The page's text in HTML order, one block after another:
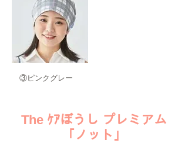
​③ピンクグレー
​The ｹｱぼうし プレミアム
「ノット」